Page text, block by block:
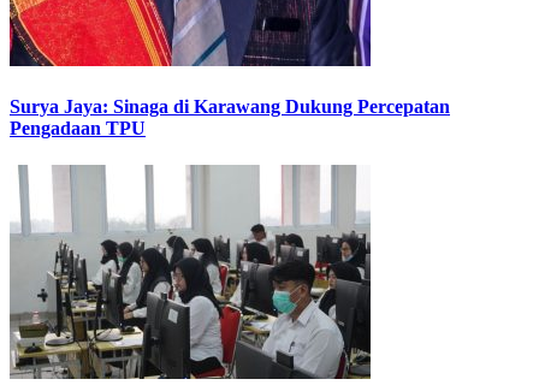
Surya Jaya: Sinaga di Karawang Dukung Percepatan
Pengadaan TPU